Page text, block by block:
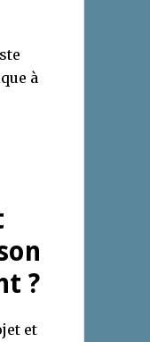
à
?
et